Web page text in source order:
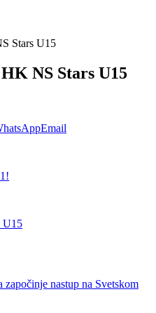
Stars U15
NS Stars U15
Email
U15
nastup na Svetskom